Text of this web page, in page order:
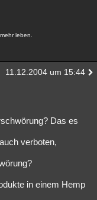
leben.
11.12.2004 um 15:44
Das es
verboten,
in einem Hemp